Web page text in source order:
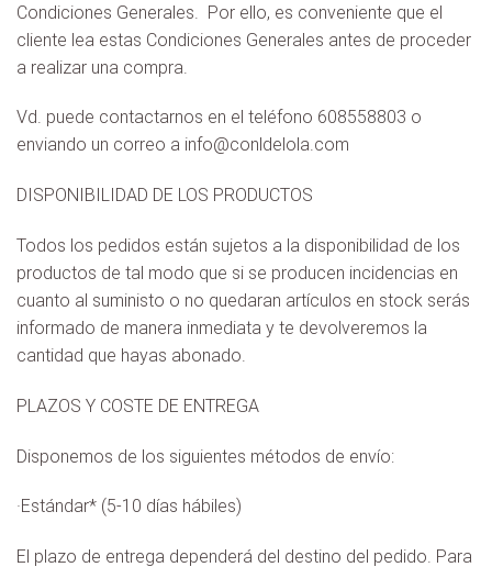
Condiciones Generales. Por ello, es conveniente que el
cliente lea estas Condiciones Generales antes de proceder
a realizar una compra.
Vd. puede contactarnos en el teléfono 608558803 o
enviando un correo a info@conldelola.com
DISPONIBILIDAD DE LOS PRODUCTOS
Todos los pedidos están sujetos a la disponibilidad de los
productos de tal modo que si se producen incidencias en
cuanto al suministo o no quedaran artículos en stock serás
informado de manera inmediata y te devolveremos la
cantidad que hayas abonado.
PLAZOS Y COSTE DE ENTREGA
Disponemos de los siguientes métodos de envío:
·Estándar* (5-10 días hábiles)
El plazo de entrega dependerá del destino del pedido. Para